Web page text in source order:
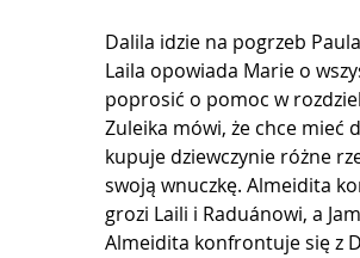
Dalila idzie na pogrzeb
Laila opowiada Marie o
poprosić o pomoc w
Zuleika mówi, że chce mieć
kupuje dziewczynie różne
swoją wnuczkę. Almeidita
grozi Laili i Raduánowi, a
Almeidita konfrontuje się z